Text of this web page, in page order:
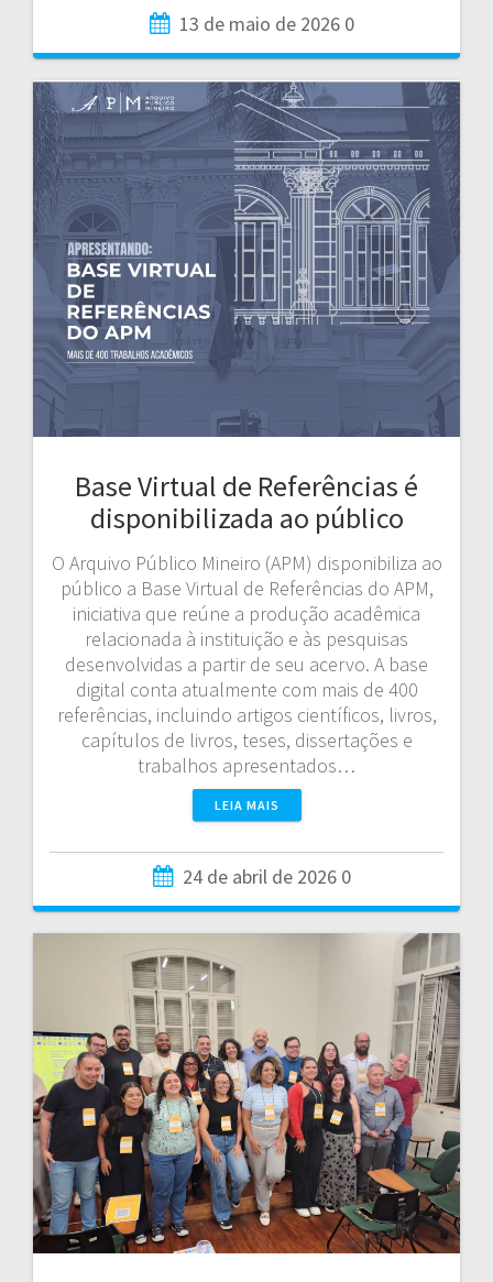
13 de maio de 2026 0
Base Virtual de Referências é
disponibilizada ao público
O Arquivo Público Mineiro (APM) disponibiliza ao
público a Base Virtual de Referências do APM,
iniciativa que reúne a produção acadêmica
relacionada à instituição e às pesquisas
desenvolvidas a partir de seu acervo. A base
digital conta atualmente com mais de 400
referências, incluindo artigos científicos, livros,
capítulos de livros, teses, dissertações e
trabalhos apresentados…
LEIA MAIS
24 de abril de 2026 0